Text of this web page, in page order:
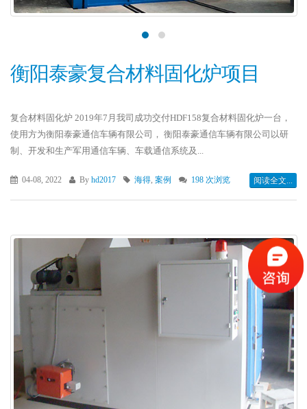
衡阳泰豪复合材料固化炉项目
复合材料固化炉 2019年7月我司成功交付HDF158复合材料固化炉一台，
使用方为衡阳泰豪通信车辆有限公司， 衡阳泰豪通信车辆有限公司以研
制、开发和生产军用通信车辆、车载通信系统及...
04-08, 2022 By hd2017 海得, 案例 198 次浏览 阅读全文...